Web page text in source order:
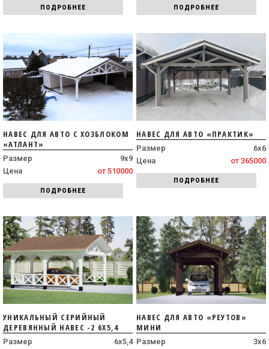
ПОДРОБНЕЕ ПОДРОБНЕЕ
НАВЕС ДЛЯ АВТО С ХОЗБЛОКОМ
«АТЛАНТ»
Размер
9х9
Цена
от 510000
ПОДРОБНЕЕ
НАВЕС ДЛЯ АВТО «ПРАКТИК»
Размер
6х6
Цена
от 365000
ПОДРОБНЕЕ
УНИКАЛЬНЫЙ СЕРИЙНЫЙ
ДЕРЕВЯННЫЙ НАВЕС -2 6Х5,4
Размер
6х5,4
НАВЕС ДЛЯ АВТО «РЕУТОВ»
МИНИ
Размер
3х6